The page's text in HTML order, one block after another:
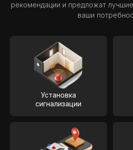
рекомендации и предложат
ваши
Установка
сигнализации